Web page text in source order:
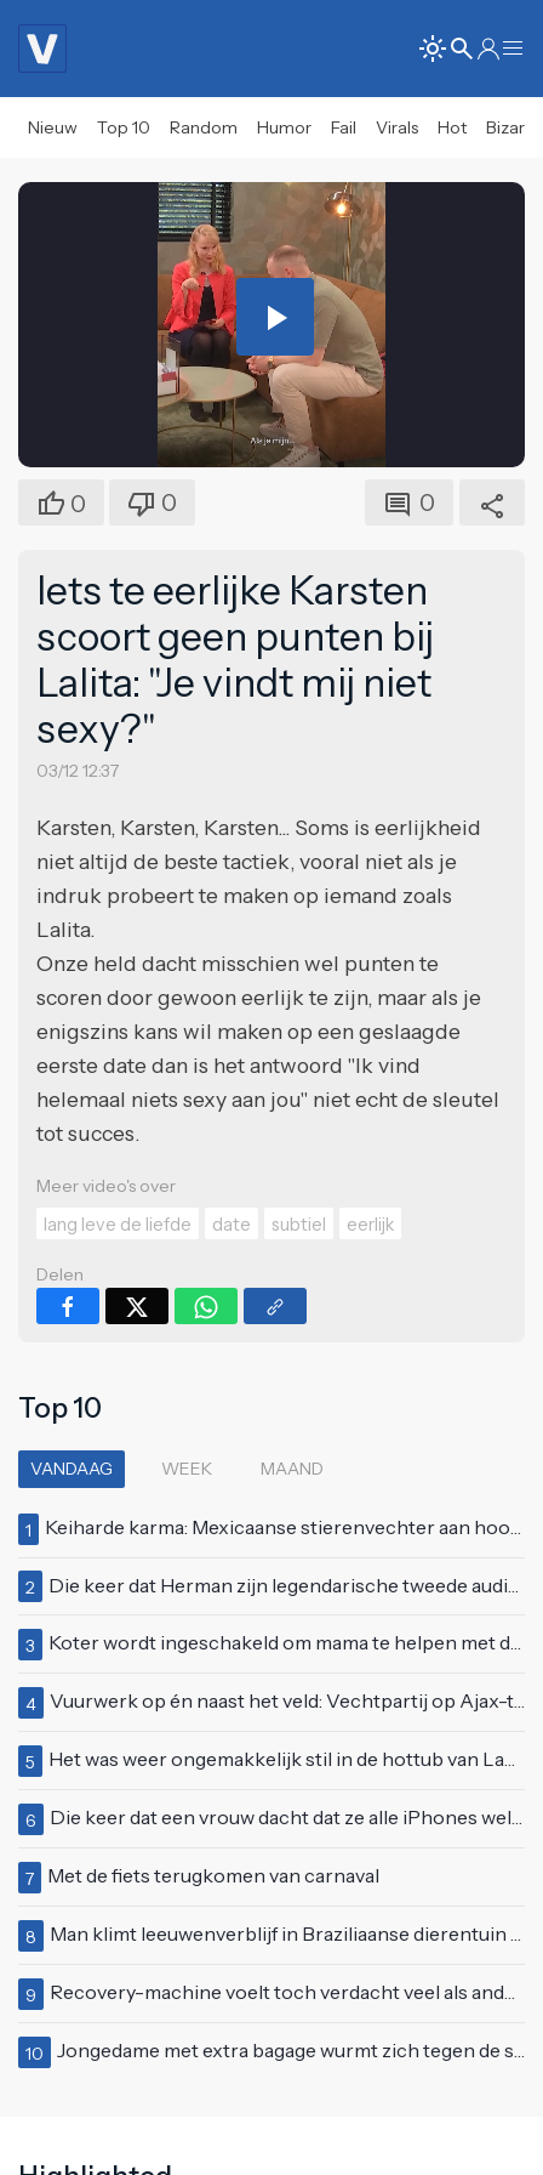
Nieuw Top 10 Random Humor Fail Virals Hot Bizar
Play
Video
0 0 0
Iets te eerlijke Karsten
scoort geen punten bij
Lalita: "Je vindt mij niet
sexy?"
03/12 12:37
Karsten, Karsten, Karsten... Soms is eerlijkheid
niet altijd de beste tactiek, vooral niet als je
indruk probeert te maken op iemand zoals
Lalita.
Onze held dacht misschien wel punten te
scoren door gewoon eerlijk te zijn, maar als je
enigszins kans wil maken op een geslaagde
eerste date dan is het antwoord "Ik vind
helemaal niets sexy aan jou" niet echt de sleutel
tot succes.
Meer video's over
lang leve de liefde
date subtiel eerlijk
Delen
Top 10
VANDAAG WEEK MAAND
1 Keiharde karma: Mexicaanse stierenvechter aan hoorn gespietst voor ogen van duizenden toeschouwers
2 Die keer dat Herman zijn legendarische tweede auditie bij Idols deed
3 Koter wordt ingeschakeld om mama te helpen met de perfecte vakantiefoto te maken
4 Vuurwerk op én naast het veld: Vechtpartij op Ajax-tribune tussen supporters en stewards
5 Het was weer ongemakkelijk stil in de hottub van Lang Leve de Liefde
6 Die keer dat een vrouw dacht dat ze alle iPhones wel op kon kopen
7 Met de fiets terugkomen van carnaval
8 Man klimt leeuwenverblijf in Braziliaanse dierentuin en overleeft het niet
9 Recovery-machine voelt toch verdacht veel als ander soort work-out
10 Jongedame met extra bagage wurmt zich tegen de stroom van de roltrap